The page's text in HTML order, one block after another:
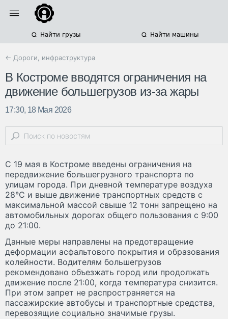
Найти грузы Найти машины
← Дороги, инфраструктура
В Костроме вводятся ограничения на
движение большегрузов из-за жары
17:30, 18 Мая 2026
С 19 мая в Костроме введены ограничения на
передвижение большегрузного транспорта по
улицам города. При дневной температуре воздуха
28°C и выше движение транспортных средств с
максимальной массой свыше 12 тонн запрещено на
автомобильных дорогах общего пользования с 9:00
до 21:00.
Данные меры направлены на предотвращение
деформации асфальтового покрытия и образования
колейности. Водителям большегрузов
рекомендовано объезжать город или продолжать
движение после 21:00, когда температура снизится.
При этом запрет не распространяется на
пассажирские автобусы и транспортные средства,
перевозящие социально значимые грузы.